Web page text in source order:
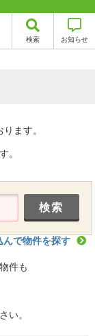
検索 お知らせ
ます。
。
んで物件を探す
件も
い。